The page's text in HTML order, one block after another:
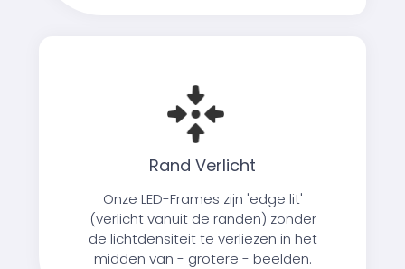
Rand Verlicht
Onze LED-Frames zijn 'edge lit'
(verlicht vanuit de randen) zonder
de lichtdensiteit te verliezen in het
midden van - grotere - beelden.